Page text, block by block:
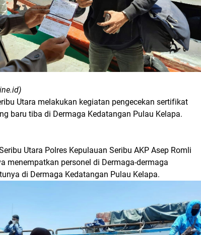
Utara melakukan kegiatan pengecekan sertifikat
baru tiba di Dermaga Kedatangan Pulau Kelapa.
Utara Polres Kepulauan Seribu AKP Asep Romli
menempatkan personel di Dermaga-dermaga
di Dermaga Kedatangan Pulau Kelapa.